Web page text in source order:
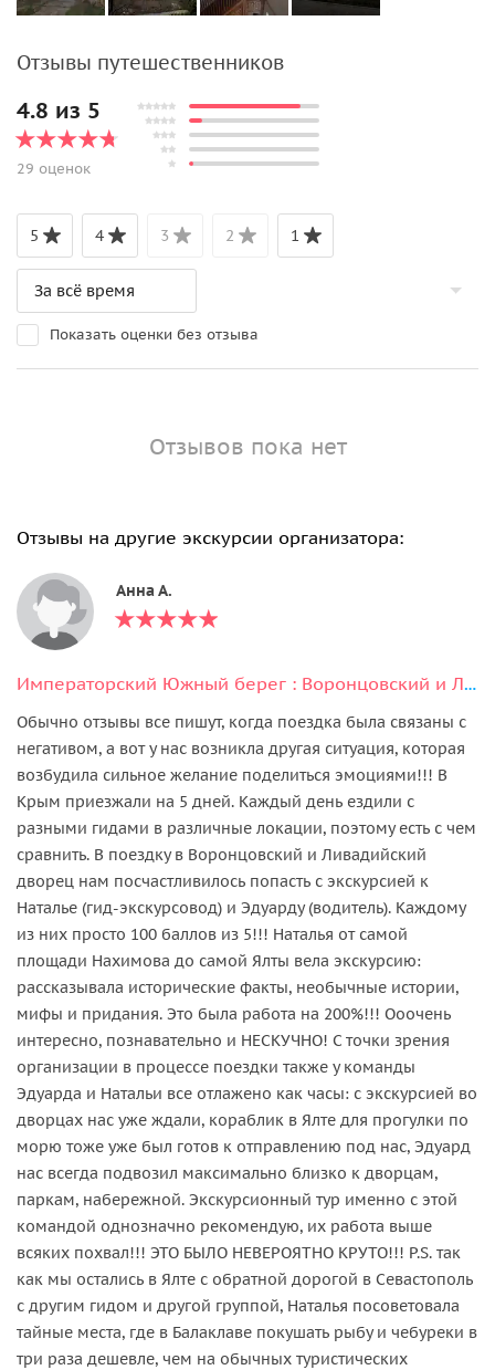
Отзывы путешественников
4.8 из 5
29 оценок
5 4 3 2 1
Показать оценки без отзыва
Отзывов пока нет
Отзывы на другие экскурсии организатора:
Анна А.
Императорский Южный берег : Воронцовский и Ливадийский дворцы, Ялта
Обычно отзывы все пишут, когда поездка была связаны с
негативом, а вот у нас возникла другая ситуация, которая
возбудила сильное желание поделиться эмоциями!!! В
Крым приезжали на 5 дней. Каждый день ездили с
разными гидами в различные локации, поэтому есть с чем
сравнить. В поездку в Воронцовский и Ливадийский
дворец нам посчастливилось попасть с экскурсией к
Наталье (гид-экскурсовод) и Эдуарду (водитель). Каждому
из них просто 100 баллов из 5!!! Наталья от самой
площади Нахимова до самой Ялты вела экскурсию:
рассказывала исторические факты, необычные истории,
мифы и придания. Это была работа на 200%!!! Ооочень
интересно, познавательно и НЕСКУЧНО! С точки зрения
организации в процессе поездки также у команды
Эдуарда и Натальи все отлажено как часы: с экскурсией во
дворцах нас уже ждали, кораблик в Ялте для прогулки по
морю тоже уже был готов к отправлению под нас, Эдуард
нас всегда подвозил максимально близко к дворцам,
паркам, набережной. Экскурсионный тур именно с этой
командой однозначно рекомендую, их работа выше
всяких похвал!!! ЭТО БЫЛО НЕВЕРОЯТНО КРУТО!!! P.S. так
как мы остались в Ялте с обратной дорогой в Севастополь
с другим гидом и другой группой, Наталья посоветовала
тайные места, где в Балаклаве покушать рыбу и чебуреки в
три раза дешевле, чем на обычных туристических